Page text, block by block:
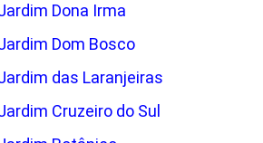
Dona Irma
Dom Bosco
das Laranjeiras
Cruzeiro do Sul